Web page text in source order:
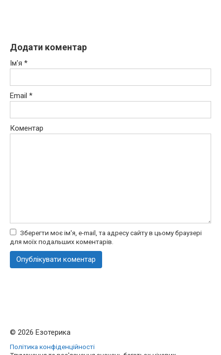
Додати коментар
Ім'я *
Email *
Коментар
Зберегти моє ім'я, e-mail, та адресу сайту в цьому браузері
для моїх подальших коментарів.
© 2026 Езотерика
Політика конфіденційності